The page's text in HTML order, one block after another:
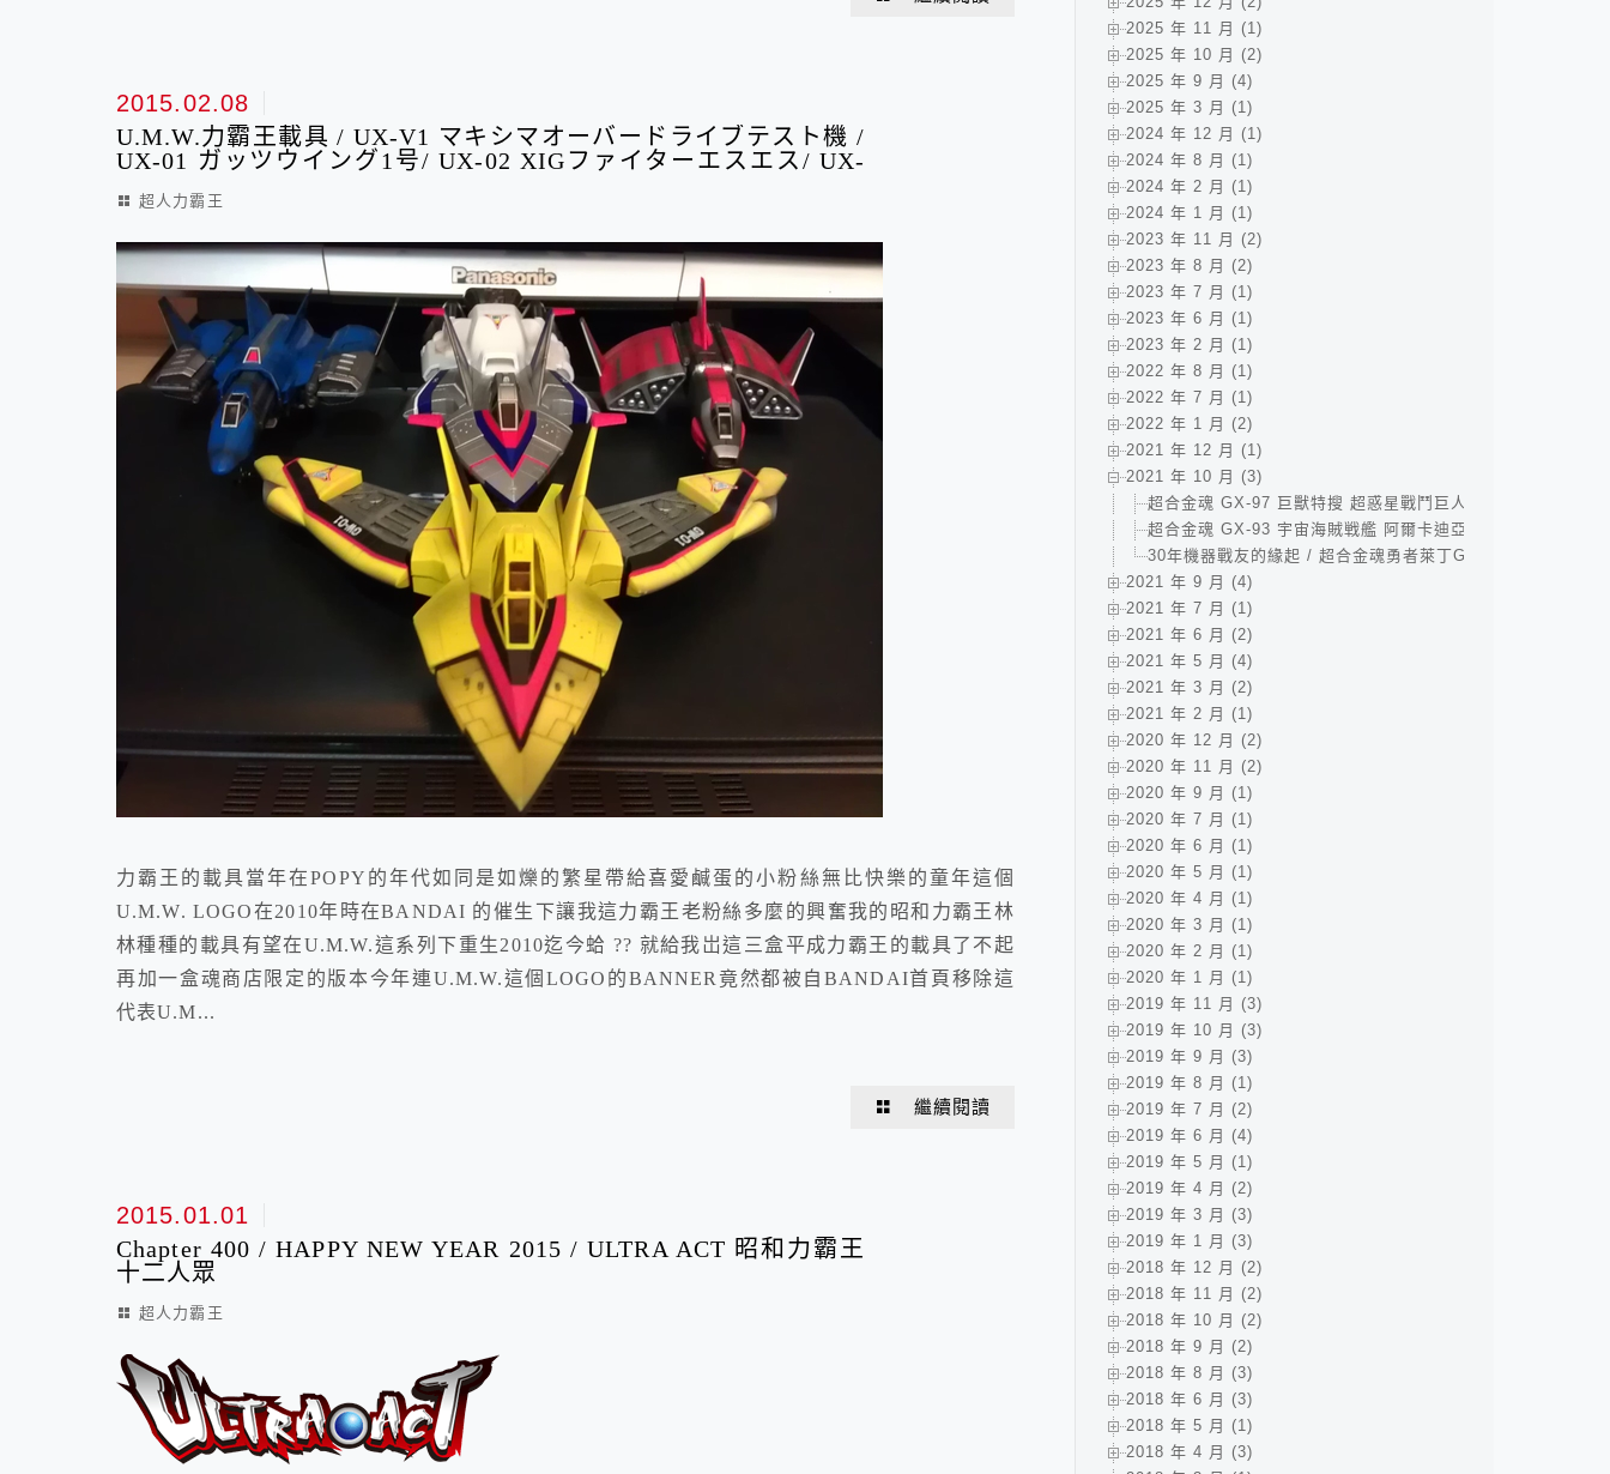
2015.02.08
U.M.W.力霸王載具 / UX-V1 マキシマオーバードライブテスト機 /
UX-01 ガッツウイング1号/ UX-02 XIGファイターエスエス/ UX-
超人力霸王
力霸王的載具當年在POPY的年代如同是如爍的繁星帶給喜愛鹹蛋的小粉絲無比快樂的童年這個
U.M.W. LOGO在2010年時在BANDAI 的催生下讓我這力霸王老粉絲多麼的興奮我的昭和力霸王林
林種種的載具有望在U.M.W.這系列下重生2010迄今蛤 ?? 就給我岀這三盒平成力霸王的載具了不起
再加一盒魂商店限定的版本今年連U.M.W.這個LOGO的BANNER竟然都被自BANDAI首頁移除這
代表U.M...
繼續閱讀
2015.01.01
Chapter 400 / HAPPY NEW YEAR 2015 / ULTRA ACT 昭和力霸王
十二人眾
超人力霸王
2025 年 11 月 (1)
2025 年 10 月 (2)
2025 年 9 月 (4)
2025 年 3 月 (1)
2024 年 12 月 (1)
2024 年 8 月 (1)
2024 年 2 月 (1)
2024 年 1 月 (1)
2023 年 11 月 (2)
2023 年 8 月 (2)
2023 年 7 月 (1)
2023 年 6 月 (1)
2023 年 2 月 (1)
2022 年 8 月 (1)
2022 年 7 月 (1)
2022 年 1 月 (2)
2021 年 12 月 (1)
2021 年 10 月 (3)
超合金魂 GX-97 巨獸特搜 超惑星戰鬥巨人 Juspion 戴雷恩
超合金魂 GX-93 宇宙海賊戦艦 阿爾卡迪亞號 / 超合金魂
30年機器戰友的緣起 / 超合金魂勇者萊丁GX-41+GX-41S /
2021 年 9 月 (4)
2021 年 7 月 (1)
2021 年 6 月 (2)
2021 年 5 月 (4)
2021 年 3 月 (2)
2021 年 2 月 (1)
2020 年 12 月 (2)
2020 年 11 月 (2)
2020 年 9 月 (1)
2020 年 7 月 (1)
2020 年 6 月 (1)
2020 年 5 月 (1)
2020 年 4 月 (1)
2020 年 3 月 (1)
2020 年 2 月 (1)
2020 年 1 月 (1)
2019 年 11 月 (3)
2019 年 10 月 (3)
2019 年 9 月 (3)
2019 年 8 月 (1)
2019 年 7 月 (2)
2019 年 6 月 (4)
2019 年 5 月 (1)
2019 年 4 月 (2)
2019 年 3 月 (3)
2019 年 1 月 (3)
2018 年 12 月 (2)
2018 年 11 月 (2)
2018 年 10 月 (2)
2018 年 9 月 (2)
2018 年 8 月 (3)
2018 年 6 月 (3)
2018 年 5 月 (1)
2018 年 4 月 (3)